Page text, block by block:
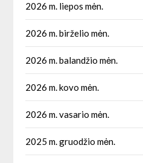
2026 m. liepos mėn.
2026 m. birželio mėn.
2026 m. balandžio mėn.
2026 m. kovo mėn.
2026 m. vasario mėn.
2025 m. gruodžio mėn.